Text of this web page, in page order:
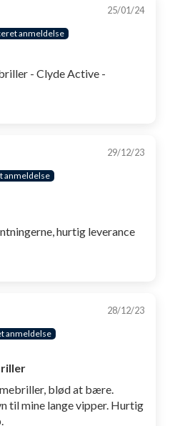
25/01/24
- Clyde Active -
29/12/23
hurtig leverance
28/12/23
blød at bære.
til mine lange vipper. Hurtig